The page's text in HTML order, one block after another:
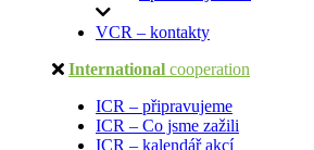
VCR – kontakty
International cooperation
ICR – připravujeme
ICR – Co jsme zažili
ICR – kalendář akcí